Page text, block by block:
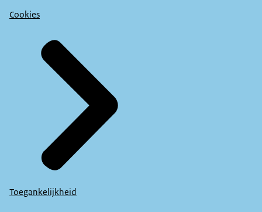
Cookies
Toegankelijkheid